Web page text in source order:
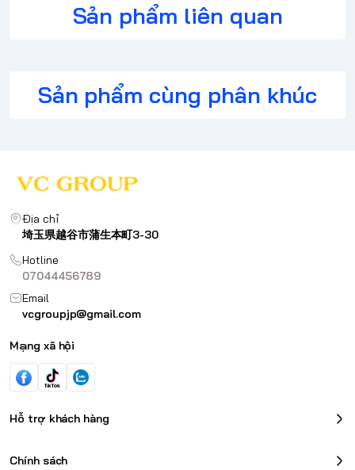
Sản phẩm liên quan
Sản phẩm cùng phân khúc
Địa chỉ
埼玉県越谷市蒲生本町3-30
Hotline
07044456789
Email
vcgroupjp@gmail.com
Mạng xã hội
Hỗ trợ khách hàng
Chính sách